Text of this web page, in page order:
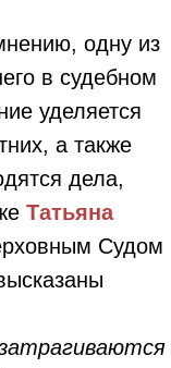
одну из
в судебном
уделяется
а также
дела,
Татьяна
Судом